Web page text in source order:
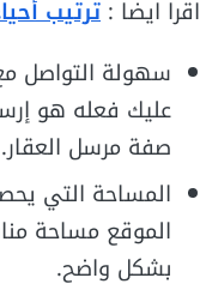
اقرا ايضا : ترتيب
سهولة التواصل
عليك فعله هو
صفة مرسل العقار.
المساحة التي
الموقع مساحة
بشكل واضح.